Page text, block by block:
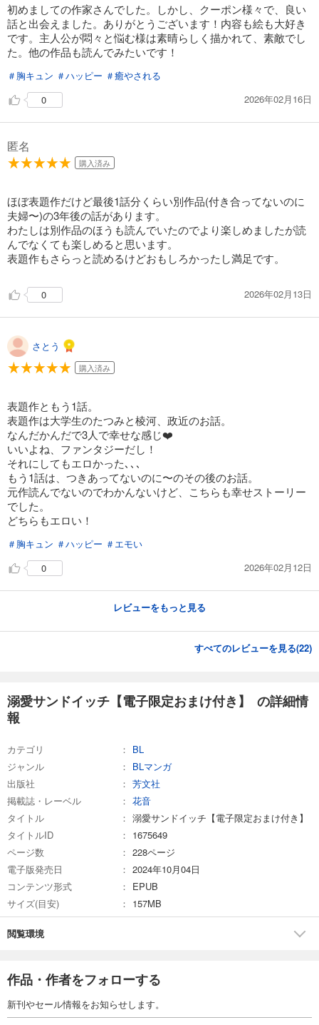
初めましての作家さんでした。しかし、クーポン様々で、良い
話と出会えました。ありがとうございます！内容も絵も大好き
です。主人公が悶々と悩む様は素晴らしく描かれて、素敵でし
た。他の作品も読んでみたいです！
＃胸キュン ＃ハッピー ＃癒やされる
0
2026年02月16日
匿名
購入済み
ほぼ表題作だけど最後1話分くらい別作品(付き合ってないのに
夫婦〜)の3年後の話があります。
わたしは別作品のほうも読んでいたのでより楽しめましたが読
んでなくても楽しめると思います。
表題作もさらっと読めるけどおもしろかったし満足です。
0 2026年02月13日
さとう
購入済み
表題作ともう1話。
表題作は大学生のたつみと棱河、政近のお話。
なんだかんだで3人で幸せな感じ❤️
いいよね、ファンタジーだし！
それにしてもエロかった､､､
もう1話は、つきあってないのに〜のその後のお話。
元作読んでないのでわかんないけど、こちらも幸せストーリー
でした。
どちらもエロい！
＃胸キュン ＃ハッピー ＃エモい
0
2026年02月12日
レビューをもっと見る
すべてのレビューを見る(22)
溺愛サンドイッチ【電子限定おまけ付き】 の詳細情
報
カテゴリ
BL
ジャンル
BLマンガ
出版社
芳文社
掲載誌・レーベル
花音
タイトル
溺愛サンドイッチ【電子限定おまけ付き】
タイトルID
1675649
ページ数
228ページ
電子版発売日
2024年10月04日
コンテンツ形式
EPUB
サイズ(目安)
157MB
閲覧環境
作品・作者をフォローする
新刊やセール情報をお知らせします。